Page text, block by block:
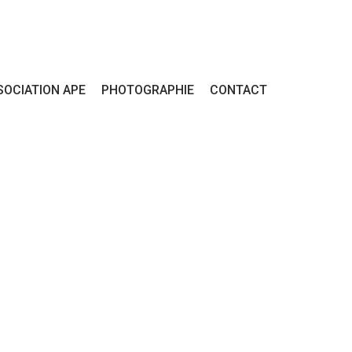
APE PHOTOGRAPHIE CONTACT